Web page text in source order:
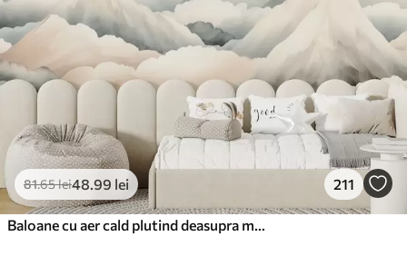
81.65lei48 .99 lei 211